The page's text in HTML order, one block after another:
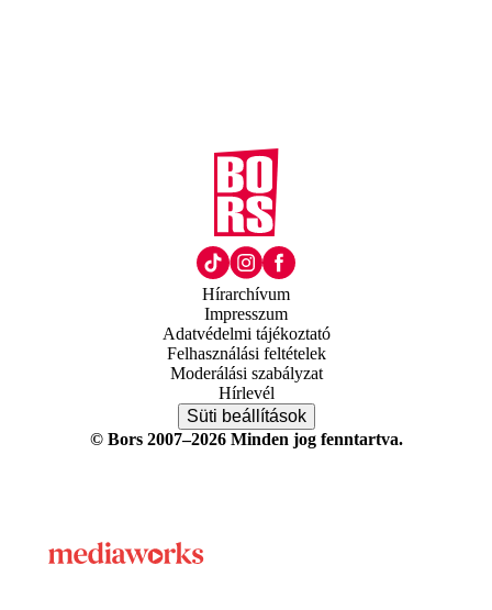
Hírarchívum
Impresszum
Adatvédelmi tájékoztató
Felhasználási feltételek
Moderálási szabályzat
Hírlevél
Süti beállítások
© Bors 2007–2026 Minden jog fenntartva.